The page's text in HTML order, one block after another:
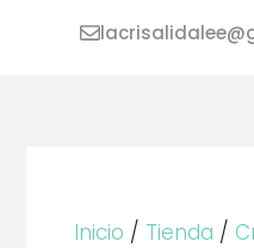
Inicio / Tienda /